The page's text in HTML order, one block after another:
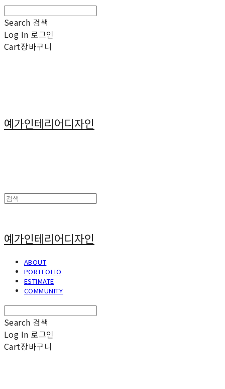
Search 검색
Log In 로그인
Cart장바구니
예가인테리어디자인
예가인테리어디자인
ABOUT
PORTFOLIO
ESTIMATE
COMMUNITY
Search 검색
Log In 로그인
Cart장바구니